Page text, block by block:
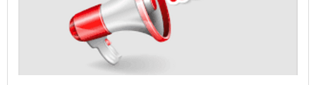
(DANH SÁCH CÁC ĐỊA PHƯƠNG ĐANG THỰC HIỆN
CÁCH LY XÃ HỘI VÀ GIÃN CÁCH XÃ HỘI TÍNH ĐẾN 17H